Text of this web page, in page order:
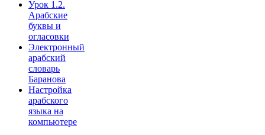
Урок 1.2.
Арабские
буквы и
огласовки
Электронный
арабский
словарь
Баранова
Настройка
арабского
языка на
компьютере